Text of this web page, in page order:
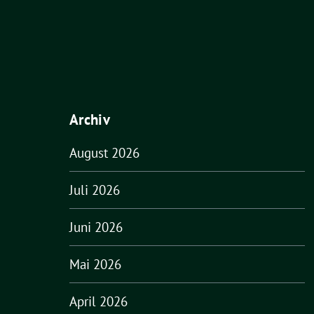
Archiv
August 2026
Juli 2026
Juni 2026
Mai 2026
April 2026